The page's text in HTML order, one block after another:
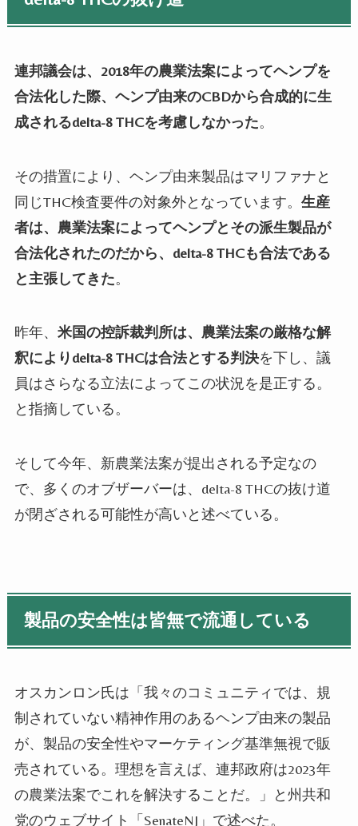
連邦議会は、2018年の農業法案によってヘンプを
合法化した際、ヘンプ由来のCBDから合成的に生
成されるdelta-8 THCを考慮しなかった。
その措置により、ヘンプ由来製品はマリファナと
同じTHC検査要件の対象外となっています。 生産
者は、農業法案によってヘンプとその派生製品が
合法化されたのだから、delta-8 THCも合法である
と主張してきた。
昨年、 米国の控訴裁判所は、農業法案の厳格な解
釈によりdelta-8 THCは合法とする判決を下し、議
員はさらなる立法によってこの状況を是正する。
と指摘している。
そして今年、新農業法案が提出される予定なの
で、多くのオブザーバーは、 delta-8 THCの抜け道
が閉ざされる可能性が高いと述べている。
製品の安全性は皆無で流通している
オスカンロン氏は「我々のコミュニティでは、規
制されていない精神作用のあるヘンプ由来の製品
が、製品の安全性やマーケティング基準無視で販
売されている。理想を言えば、連邦政府は2023年
の農業法案でこれを解決することだ。」と州共和
党のウェブサイト「SenateNJ」で述べた。